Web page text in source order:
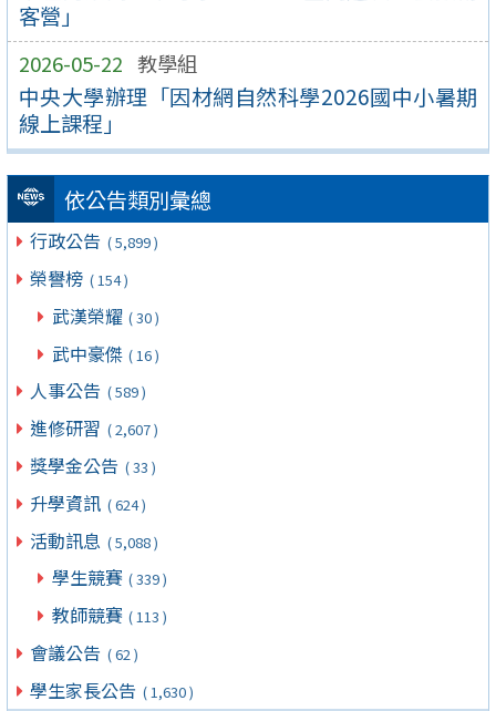
客營」
2026-05-22 教學組
中央大學辦理「因材網自然科學2026國中小暑期
線上課程」
依公告類別彙總
行政公告 ( 5,899 )
榮譽榜 ( 154 )
武漢榮耀 ( 30 )
武中豪傑 ( 16 )
人事公告 ( 589 )
進修研習 ( 2,607 )
獎學金公告 ( 33 )
升學資訊 ( 624 )
活動訊息 ( 5,088 )
學生競賽 ( 339 )
教師競賽 ( 113 )
會議公告 ( 62 )
學生家長公告 ( 1,630 )